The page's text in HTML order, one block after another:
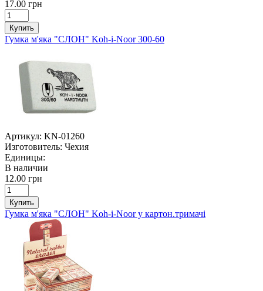
17.00 грн
Купить
Гумка м'яка "СЛОН" Koh-i-Noor 300-60
Артикул: KN-01260
Изготовитель: Чехия
Единицы:
В наличии
12.00 грн
Купить
Гумка м'яка "СЛОН" Koh-i-Noor у картон.тримачі